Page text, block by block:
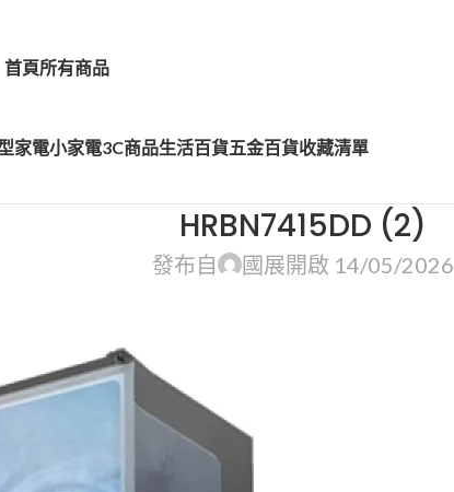
首頁所有商品
家電小家電3C商品生活百貨五金百貨收藏清單
HRBN7415DD (2)
發布自 國展開啟 14/05/2026